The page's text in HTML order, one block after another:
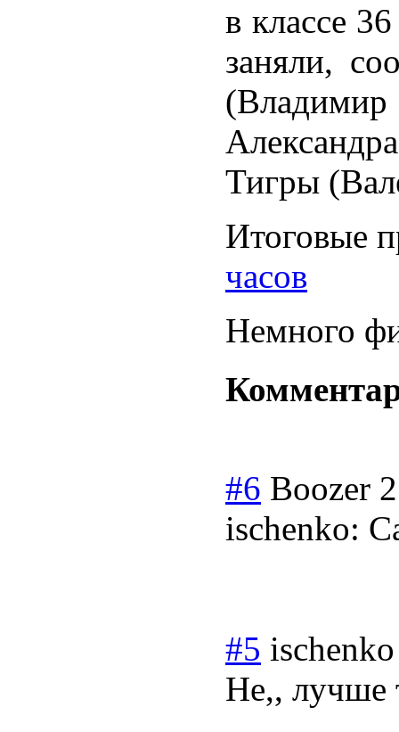
в классе
заняли,
Тигры
Итоговые
часов
Немного
#6 Boozer
ischenko:
#5 ischenko
Не,, лучше